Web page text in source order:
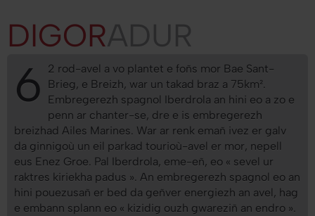
DIGOR
6
2 rod-avel a vo plantet e foñs mor Bae Sant-
Brieg, e Breizh, war un takad braz a 75km².
Embregerezh spagnol Iberdrola an hini eo a zo e
penn ar chanter-se, dre e is embregerezh
breizhad Ailes Marines. War ar renk emañ ivez er galv
da ginnigoù un eil parkad tourioù-avel er mor, nepell
eus Enez Groe. Pal Iberdrola, eme-eñ, eo « sevel ur
raktres kiriekha padus ». An embregerezh spagnol eo an
hini pouezusañ er bed da geñver energiezh an avel, hag
e embann splann eo « kizidig ouzh gwareziñ an endro ».